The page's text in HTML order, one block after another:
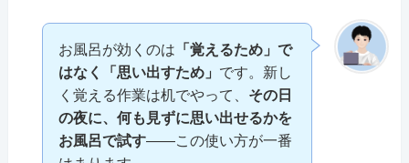
お風呂が効くのは 「覚えるため」で
はなく「思い出すため」 です。新し
く覚える作業は机でやって、 その日
の夜に、何も見ずに思い出せるかを
お風呂で試す——この使い方が一番